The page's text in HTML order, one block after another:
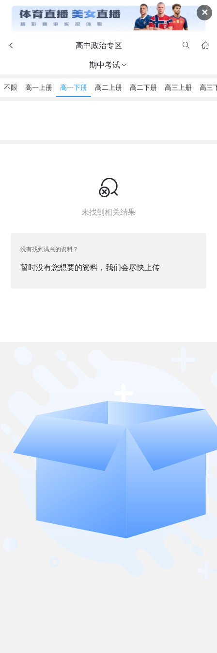
✕
 高中政治专区  
期中考试
不限 高一上册 高一下册 高二上册 高二下册 高三上册 高三

未找到相关结果
没有找到满意的资料？
暂时没有您想要的资料，我们会尽快上传